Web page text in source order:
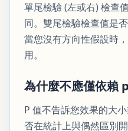
單尾檢驗 (左或右) 檢查
同。雙尾檢驗檢查值是
當您沒有方向性假設時
用。
為什麼不應僅依賴
P 值不告訴您效果的大
否在統計上與偶然區別